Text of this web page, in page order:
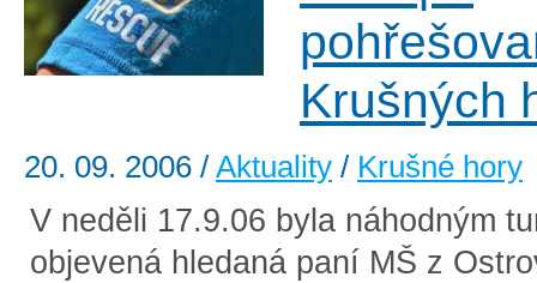
Krušných
20. 09. 2006 / Aktuality / Krušné hory
V neděli 17.9.06 byla náhodným
objevená hledaná paní MŠ z